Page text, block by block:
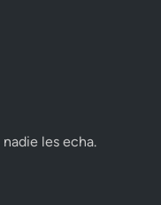
les echa.